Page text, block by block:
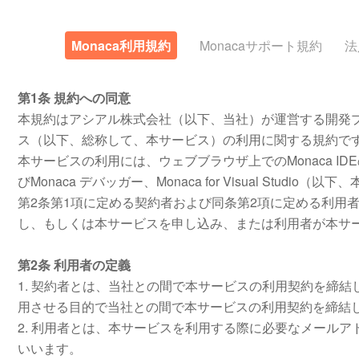
Monaca利用規約 Monacaサポート規約
第1条 規約への同意
本規約はアシアル株式会社（以下、当社）が運営する開
ス（以下、総称して、本サービス）の利用に関する規約で
本サービスの利用には、ウェブブラウザ上でのMonaca
びMonaca デバッガー、Monaca for Visual Studio（以下、
第2条第1項に定める契約者および同条第2項に定める利用
し、もしくは本サービスを申し込み、または利用者が本
第2条 利用者の定義
1. 契約者とは、当社との間で本サービスの利用契約を締
用させる目的で当社との間で本サービスの利用契約を締結
2. 利用者とは、本サービスを利用する際に必要なメール
いいます。